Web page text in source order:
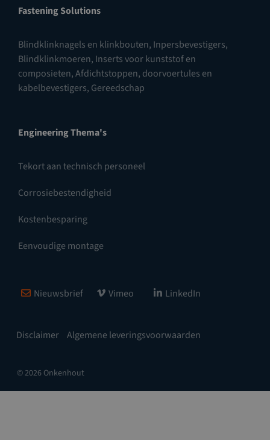
Fastening Solutions
Blindklinknagels en klinkbouten, Inpersbevestigers,
Blindklinkmoeren, Inserts voor kunststof en
composieten,Afdichtstoppen, doorvoertules en
kabelbevestigers, Gereedschap
Engineering Thema's
Tekort aan technisch personeel
Corrosiebestendigheid
Kostenbesparing
Eenvoudige montage
Disclaimer Algemene leveringsvoorwaarden
Nieuwsbrief Vimeo LinkedIn
© 2026 Onkenhout